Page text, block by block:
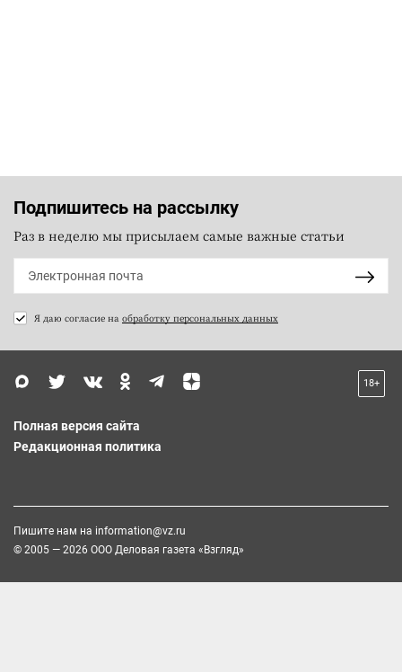
Подпишитесь на рассылку
Раз в неделю мы присылаем самые важные статьи
Я даю согласие на обработку персональных данных
18+
Полная версия сайта
Редакционная политика
Пишите нам на information@vz.ru
© 2005 — 2026 ООО Деловая газета «Взгляд»